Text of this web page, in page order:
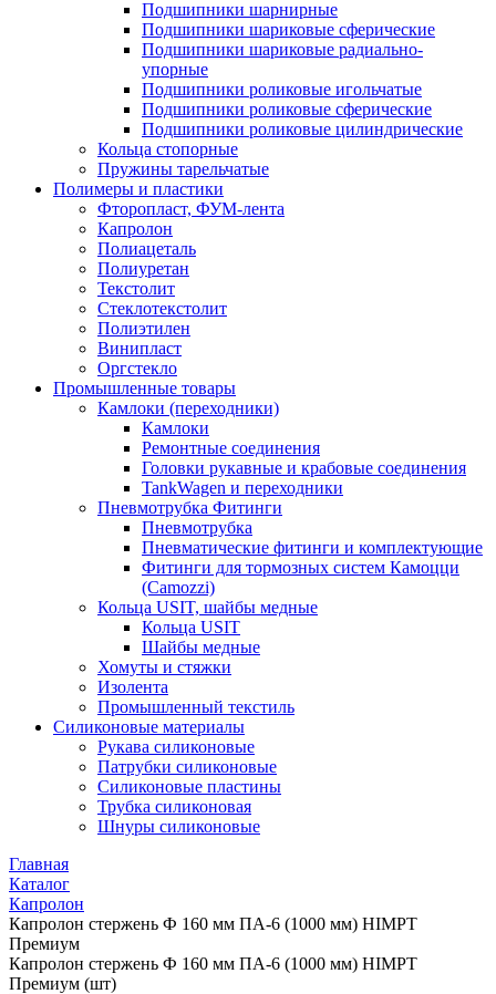
Подшипники шарнирные
Подшипники шариковые сферические
Подшипники шариковые радиально-
упорные
Подшипники роликовые игольчатые
Подшипники роликовые сферические
Подшипники роликовые цилиндрические
Кольца стопорные
Пружины тарельчатые
Полимеры и пластики
Фторопласт, ФУМ-лента
Капролон
Полиацеталь
Полиуретан
Текстолит
Стеклотекстолит
Полиэтилен
Винипласт
Оргстекло
Промышленные товары
Камлоки (переходники)
Камлоки
Ремонтные соединения
Головки рукавные и крабовые соединения
TankWagen и переходники
Пневмотрубка Фитинги
Пневмотрубка
Пневматические фитинги и комплектующие
Фитинги для тормозных систем Камоцци
(Camozzi)
Кольца USIT, шайбы медные
Кольца USIT
Шайбы медные
Хомуты и стяжки
Изолента
Промышленный текстиль
Силиконовые материалы
Рукава силиконовые
Патрубки силиконовые
Силиконовые пластины
Трубка силиконовая
Шнуры силиконовые
Главная
Каталог
Капролон
Капролон стержень Ф 160 мм ПА-6 (1000 мм) HIMPT
Премиум
Капролон стержень Ф 160 мм ПА-6 (1000 мм) HIMPT
Премиум (шт)